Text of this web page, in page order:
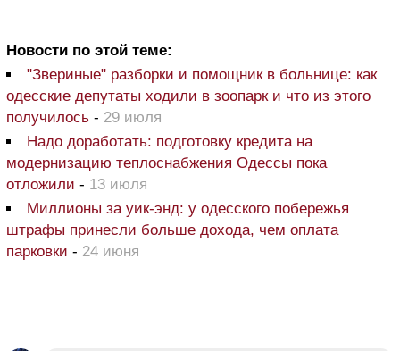
Новости по этой теме:
"Звериные" разборки и помощник в больнице: как
одесские депутаты ходили в зоопарк и что из этого
получилось - 29 июля
Надо доработать: подготовку кредита на
модернизацию теплоснабжения Одессы пока
отложили - 13 июля
Миллионы за уик-энд: у одесского побережья
штрафы принесли больше дохода, чем оплата
парковки - 24 июня